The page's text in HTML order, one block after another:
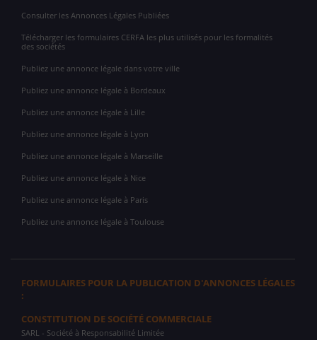
Consulter les Annonces Légales Publiées
Télécharger les formulaires CERFA les plus utilisés pour les formalités
des sociétés
Publiez une annonce légale dans votre ville
Publiez une annonce légale à Bordeaux
Publiez une annonce légale à Lille
Publiez une annonce légale à Lyon
Publiez une annonce légale à Marseille
Publiez une annonce légale à Nice
Publiez une annonce légale à Paris
Publiez une annonce légale à Toulouse
FORMULAIRES POUR LA PUBLICATION D'ANNONCES LÉGALES
:
CONSTITUTION DE SOCIÉTÉ COMMERCIALE
SARL - Société à Responsabilité Limitée